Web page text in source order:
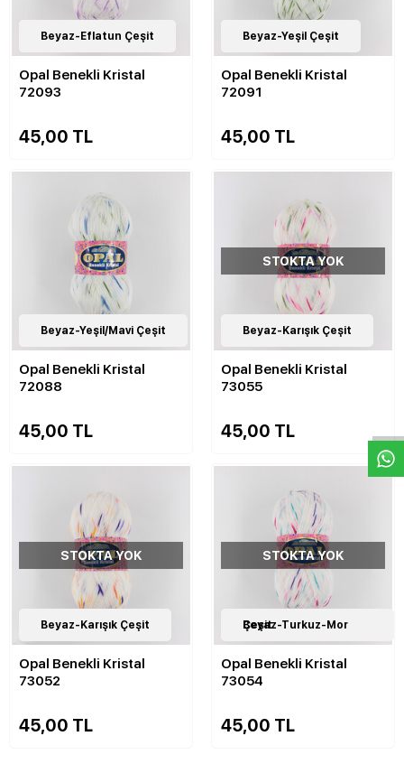
11Çeşit
Beyaz-Eflatun Çeşit
Opal Benekli Kristal
72093
45,00 TL
11Çeşit
Beyaz-Yeşil Çeşit
Opal Benekli Kristal
72091
45,00 TL
11Çeşit
Beyaz-Yeşil/Mavi Çeşit
Opal Benekli Kristal
72088
45,00 TL
11Çeşit
STOKTA YOK
Beyaz-Karışık Çeşit
Opal Benekli Kristal
73055
45,00 TL
11Çeşit
STOKTA YOK
Beyaz-Karışık Çeşit
Opal Benekli Kristal
73052
45,00 TL
11Çeşit
STOKTA YOK
Beyaz-Turkuz-Mor Çeşit
Opal Benekli Kristal
73054
45,00 TL